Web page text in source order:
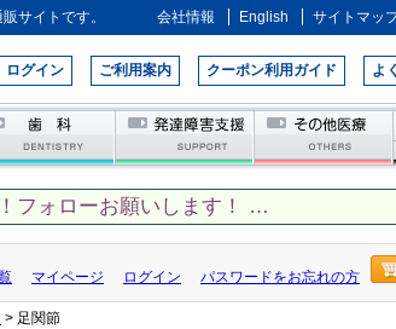
サイトです。 会社情報 English サイトマッ
ログイン ご利用案内 クーポン利用ガイド よ
フォローお願いします！ …
マイページ ログイン パスワードをお忘れの方
> 足関節